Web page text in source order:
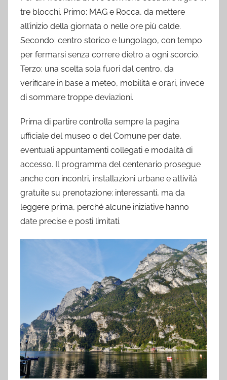
tre blocchi. Primo: MAG e Rocca, da mettere
all’inizio della giornata o nelle ore più calde.
Secondo: centro storico e lungolago, con tempo
per fermarsi senza correre dietro a ogni scorcio.
Terzo: una scelta sola fuori dal centro, da
verificare in base a meteo, mobilità e orari, invece
di sommare troppe deviazioni.
Prima di partire controlla sempre la pagina
ufficiale del museo o del Comune per date,
eventuali appuntamenti collegati e modalità di
accesso. Il programma del centenario prosegue
anche con incontri, installazioni urbane e attività
gratuite su prenotazione: interessanti, ma da
leggere prima, perché alcune iniziative hanno
date precise e posti limitati.